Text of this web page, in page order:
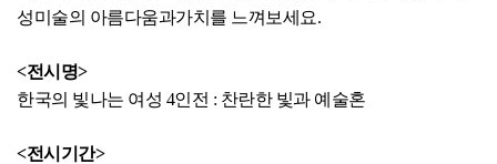
성미술의 아름다움과가치를 느껴보세요.
<전시명>
한국의 빛나는 여성 4인전 : 찬란한 빛과 예술혼
<전시기간>